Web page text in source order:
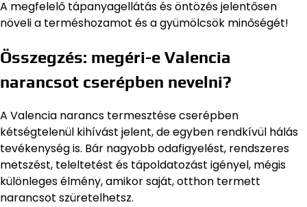
A megfelelő tápanyagellátás és öntözés jelentősen
növeli a terméshozamot és a gyümölcsök minőségét!
Összegzés: megéri-e Valencia
narancsot cserépben nevelni?
A Valencia narancs termesztése cserépben
kétségtelenül kihívást jelent, de egyben rendkívül hálás
tevékenység is. Bár nagyobb odafigyelést, rendszeres
metszést, teleltetést és tápoldatozást igényel, mégis
különleges élmény, amikor saját, otthon termett
narancsot szüretelhetsz.